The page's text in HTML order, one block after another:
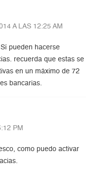
A LAS 12:25 AM
pueden hacerse
recuerda que estas se
en un máximo de 72
bancarias.
PM
como puedo activar